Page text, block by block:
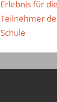
Erlebnis für
Teilnehmer
Schule